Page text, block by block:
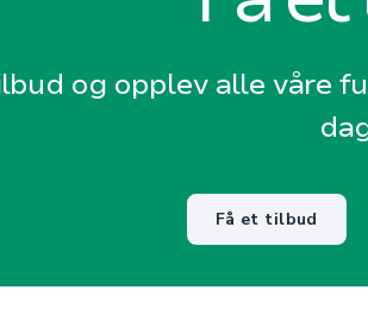
og opplev alle våre
Få et tilbud